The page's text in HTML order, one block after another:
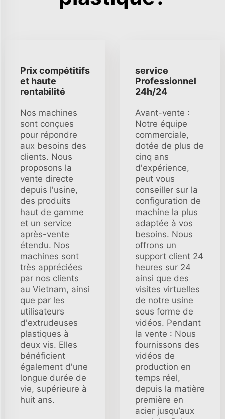
Prix compétitifs
et haute
rentabilité
Nos machines
sont conçues
pour répondre
aux besoins des
clients. Nous
proposons la
vente directe
depuis l'usine,
des produits
haut de gamme
et un service
après-vente
étendu. Nos
machines sont
très appréciées
par nos clients
au Vietnam, ainsi
que par les
utilisateurs
d'extrudeuses
plastiques à
deux vis. Elles
bénéficient
également d'une
longue durée de
vie, supérieure à
huit ans.
service
Professionnel
24h/24
Avant-vente :
Notre équipe
commerciale,
dotée de plus de
cinq ans
d'expérience,
peut vous
conseiller sur la
configuration de
machine la plus
adaptée à vos
besoins. Nous
offrons un
support client 24
heures sur 24
ainsi que des
visites virtuelles
de notre usine
sous forme de
vidéos. Pendant
la vente : Nous
fournissons des
vidéos de
production en
temps réel,
depuis la matière
première en
acier jusqu’aux